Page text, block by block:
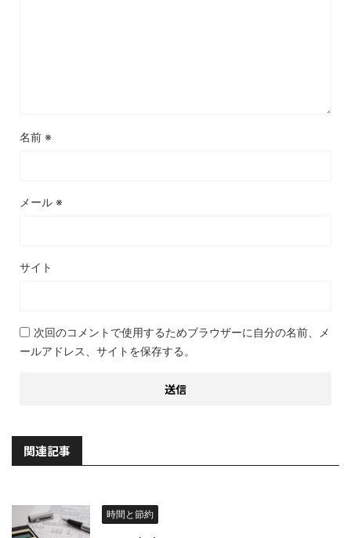
名前 ※
メール ※
サイト
次回のコメントで使用するためブラウザーに自分の名前、メ
ールアドレス、サイトを保存する。
関連記事
時間と節約